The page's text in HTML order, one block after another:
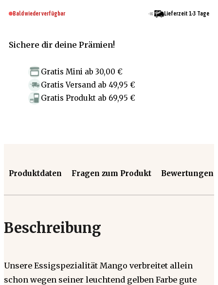
Bald wieder verfügbar Lieferzeit 1-3 Tage
Sichere dir deine Prämien!
Gratis Mini ab 30,00 €
Gratis Versand ab 49,95 €
Gratis Produkt ab 69,95 €
Produktdaten Fragen zum Produkt Bewertungen
Beschreibung
Unsere Essigspezialität Mango verbreitet allein
schon wegen seiner leuchtend gelben Farbe gute